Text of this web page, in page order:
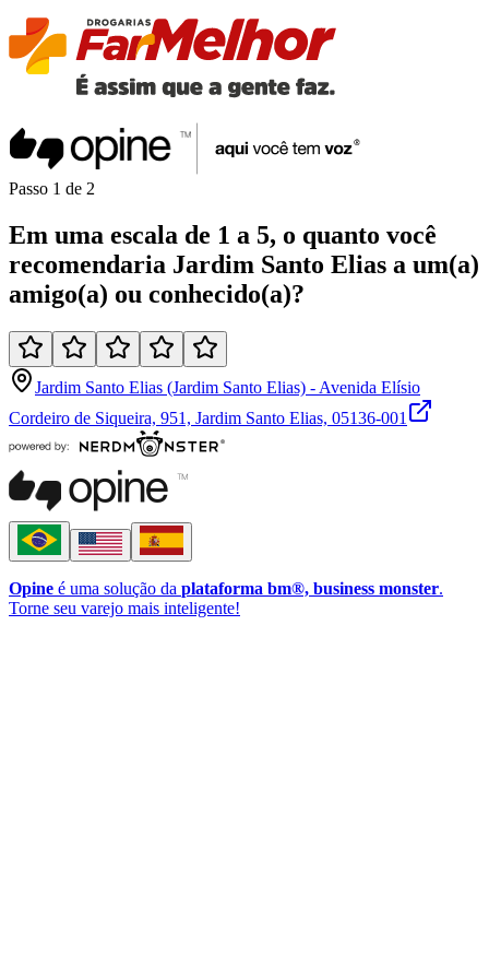
Passo 1 de 2
Em uma escala de 1 a 5, o quanto você
recomendaria Jardim Santo Elias a um(a)
amigo(a) ou conhecido(a)?
Jardim Santo Elias (Jardim Santo Elias) - Avenida Elísio
Cordeiro de Siqueira, 951, Jardim Santo Elias, 05136-001
Opine é uma solução da plataforma bm®, business monster.
Torne seu varejo mais inteligente!